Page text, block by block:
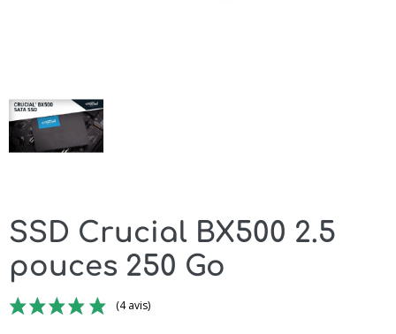
SSD Crucial BX500 2.5
pouces 250 Go
(4 avis)